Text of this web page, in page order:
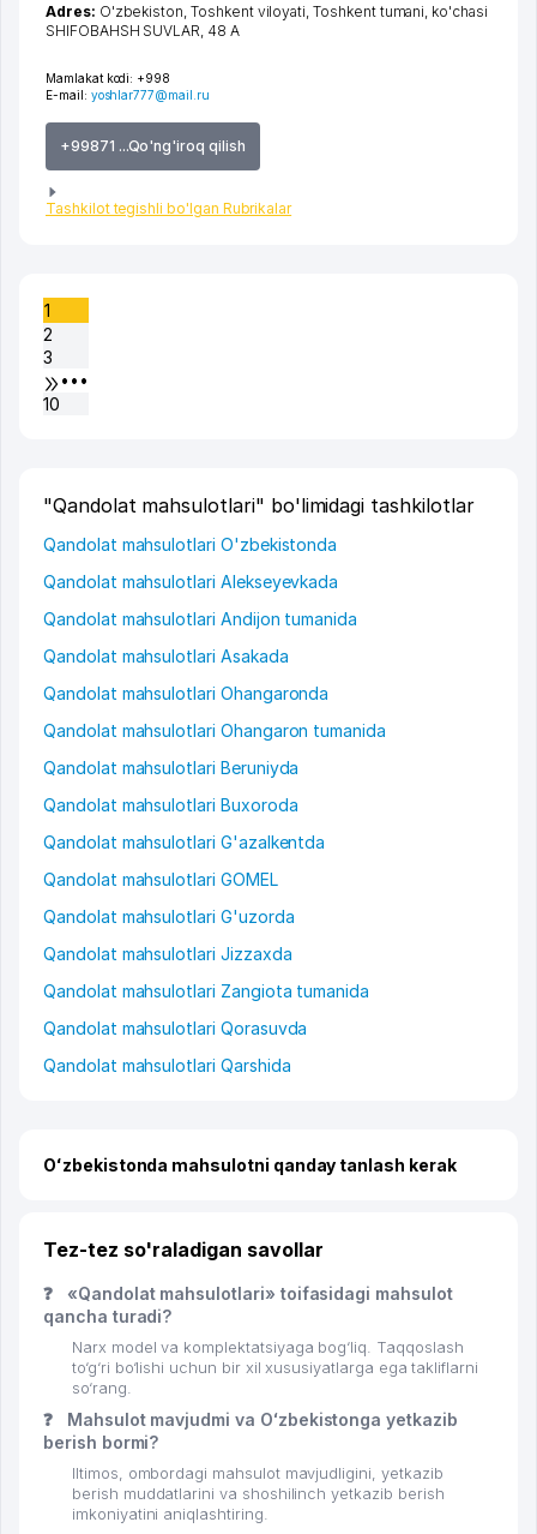
Mamlakat kodi: +998
E-mail: yoshlar777@mail.ru
+99871 ...Qo'ng'iroq qilish
Tashkilot tegishli bo'lgan Rubrikalar
Adres: O'zbekiston,Toshkent viloyati ,Toshkent tumani ko'chasi
SHIFOBAHSH SUVLAR , 48 A
1
2
3
•••
10
"Qandolat mahsulotlari" bo'limidagi tashkilotlar
Qandolat mahsulotlari O'zbekistonda
Qandolat mahsulotlari Alekseyevkada
Qandolat mahsulotlari Andijon tumanida
Qandolat mahsulotlari Asakada
Qandolat mahsulotlari Ohangaronda
Qandolat mahsulotlari Ohangaron tumanida
Qandolat mahsulotlari Beruniyda
Qandolat mahsulotlari Buxoroda
Qandolat mahsulotlari G'azalkentda
Qandolat mahsulotlari GOMEL
Qandolat mahsulotlari G'uzorda
Qandolat mahsulotlari Jizzaxda
Qandolat mahsulotlari Zangiota tumanida
Qandolat mahsulotlari Qorasuvda
Qandolat mahsulotlari Qarshida
Oʻzbekistonda mahsulotni qanday tanlash kerak
Tez-tez so'raladigan savollar
❓
«Qandolat mahsulotlari» toifasidagi mahsulot
qancha turadi?
Narx model va komplektatsiyaga bog‘liq. Taqqoslash
to‘g‘ri bo‘lishi uchun bir xil xususiyatlarga ega takliflarni
so‘rang.
❓
Mahsulot mavjudmi va Oʻzbekistonga yetkazib
berish bormi?
Iltimos, ombordagi mahsulot mavjudligini, yetkazib
berish muddatlarini va shoshilinch yetkazib berish
imkoniyatini aniqlashtiring.